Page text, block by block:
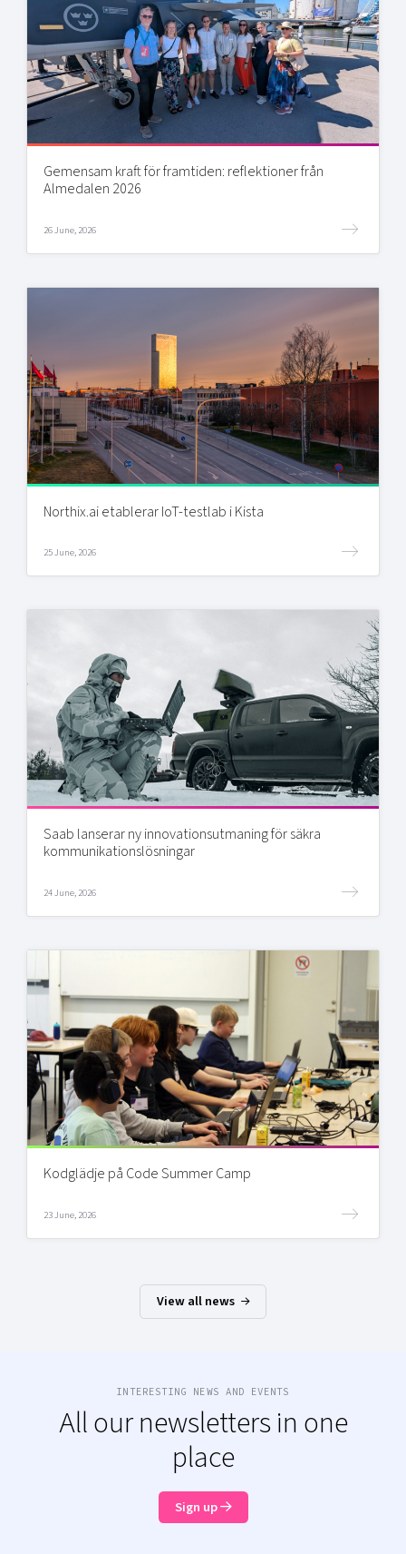
Gemensam kraft för framtiden: reflektioner från
Almedalen 2026
26 June, 2026
Northix.ai etablerar IoT-testlab i Kista
25 June, 2026
Saab lanserar ny innovationsutmaning för säkra
kommunikationslösningar
24 June, 2026
Kodglädje på Code Summer Camp
23 June, 2026
View all news
INTERESTING NEWS AND EVENTS
All our newsletters in one
place
Sign up